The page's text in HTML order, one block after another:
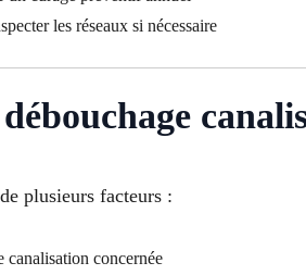
les réseaux si nécessaire
plusieurs facteurs :
canalisation concernée